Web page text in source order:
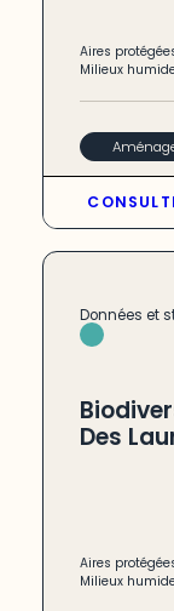
Aires
Milieux
Données et
Des
Aires
Milieux